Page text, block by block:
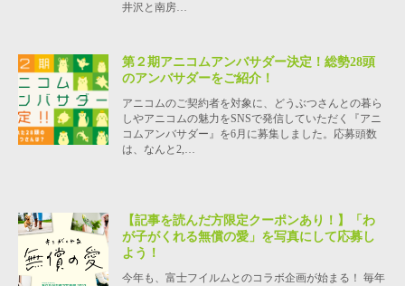
井沢と南房…
第２期アニコムアンバサダー決定！総勢28頭
のアンバサダーをご紹介！
アニコムのご契約者を対象に、どうぶつさんとの暮ら
しやアニコムの魅力をSNSで発信していただく『アニ
コムアンバサダー』を6月に募集しました。応募頭数
は、なんと2,…
【記事を読んだ方限定クーポンあり！】「わ
が子がくれる無償の愛」を写真にして応募し
よう！
今年も、富士フイルムとのコラボ企画が始まる！ 毎年